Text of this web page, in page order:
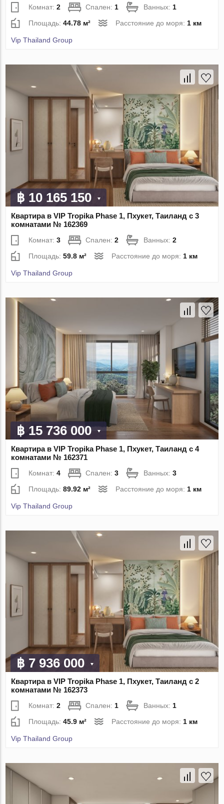
Комнат:2 Спален:1 Ванных:1
Площадь:44.78 м² Расстояние до моря:1 км
Vip Thailand Group
฿ 10 165 150
Квартира в VIP Tropika Phase 1, Пхукет, Таиланд с 3
комнатами № 162369
Комнат:3 Спален:2 Ванных:2
Площадь:59.8 м² Расстояние до моря: 1 км
Vip Thailand Group
฿ 15 736 000
Квартира в VIP Tropika Phase 1, Пхукет, Таиланд с 4
комнатами № 162371
Комнат:4 Спален:3 Ванных:3
Площадь:89.92 м² Расстояние до моря: 1 км
Vip Thailand Group
฿ 7 936 000
Квартира в VIP Tropika Phase 1, Пхукет, Таиланд с 2
комнатами № 162373
Комнат:2 Спален:1 Ванных:1
Площадь:45.9 м² Расстояние до моря:1 км
Vip Thailand Group